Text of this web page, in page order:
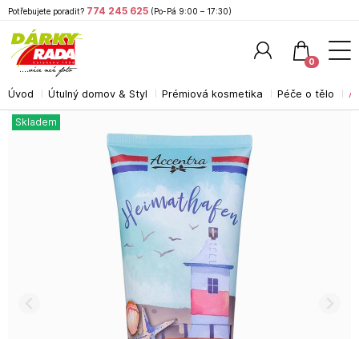
Úvod Útulný domov & Styl Prémiová kosmetika Péče o tělo
Skladem
Potřebujete poradit? 774 245 625 (Po-Pá 9:00 – 17:30)
0